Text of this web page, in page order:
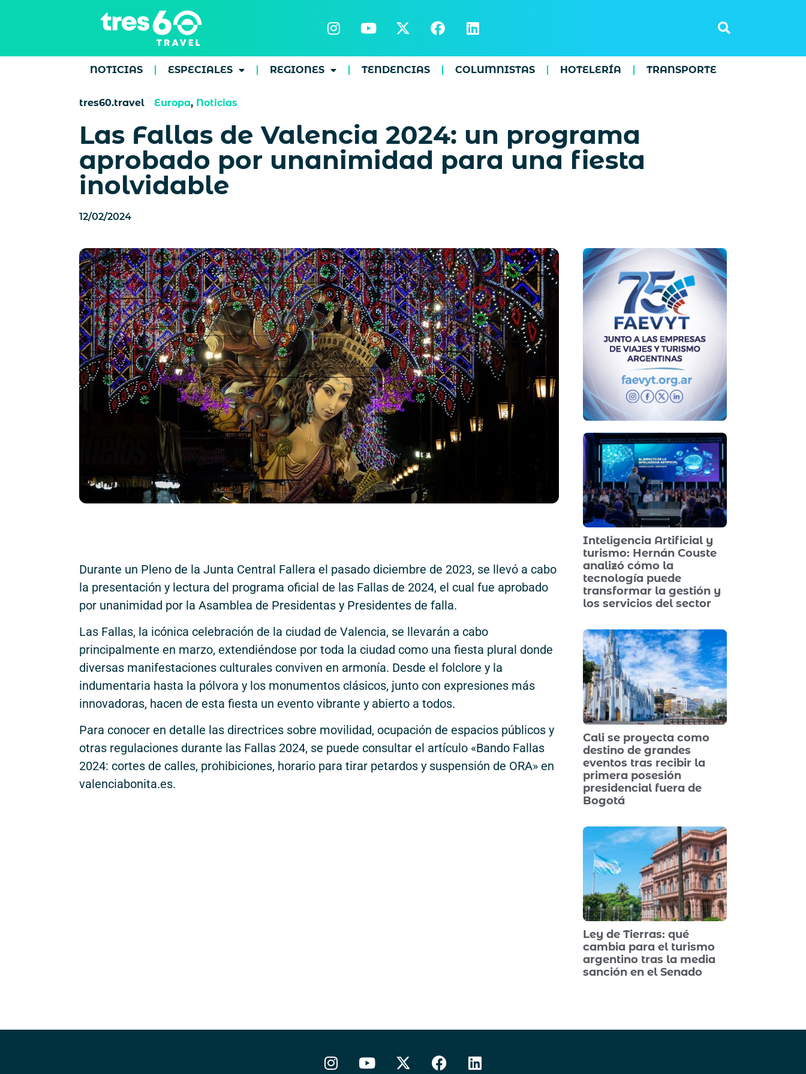
NOTICIAS ESPECIALES REGIONES TENDENCIAS COLUMNISTAS HOTELERÍA TRANSPORTE
tres60.travel Europa, Noticias
Las Fallas de Valencia 2024: un programa
aprobado por unanimidad para una fiesta
inolvidable
12/02/2024
Durante un Pleno de la Junta Central Fallera el pasado diciembre de 2023, se llevó a cabo
la presentación y lectura del programa oficial de las Fallas de 2024, el cual fue aprobado
por unanimidad por la Asamblea de Presidentas y Presidentes de falla.
Las Fallas, la icónica celebración de la ciudad de Valencia, se llevarán a cabo
principalmente en marzo, extendiéndose por toda la ciudad como una fiesta plural donde
diversas manifestaciones culturales conviven en armonía. Desde el folclore y la
indumentaria hasta la pólvora y los monumentos clásicos, junto con expresiones más
innovadoras, hacen de esta fiesta un evento vibrante y abierto a todos.
Para conocer en detalle las directrices sobre movilidad, ocupación de espacios públicos y
otras regulaciones durante las Fallas 2024, se puede consultar el artículo «Bando Fallas
2024: cortes de calles, prohibiciones, horario para tirar petardos y suspensión de ORA» en
valenciabonita.es.
Inteligencia Artificial y
turismo: Hernán Couste
analizó cómo la
tecnología puede
transformar la gestión y
los servicios del sector
Cali se proyecta como
destino de grandes
eventos tras recibir la
primera posesión
presidencial fuera de
Bogotá
Ley de Tierras: qué
cambia para el turismo
argentino tras la media
sanción en el Senado